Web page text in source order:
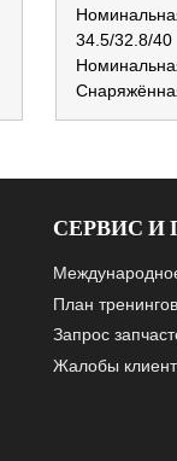
34.5/32.8/40
СЕРВИС И
План тренингов
Запрос
Жалобы